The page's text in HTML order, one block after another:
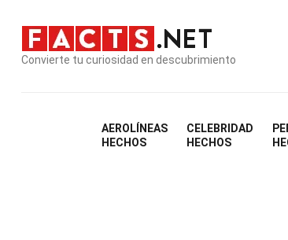
Convierte tu curiosidad en descubrimiento
AEROLÍNEAS
HECHOS
CELEBRIDAD
HECHOS